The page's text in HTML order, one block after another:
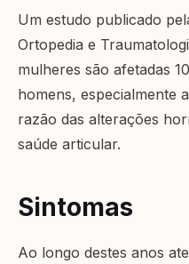
Um estudo publicado
Ortopedia e
mulheres são afetadas
homens, especialmente
razão das alterações
saúde articular.
Sintomas
Ao longo destes anos